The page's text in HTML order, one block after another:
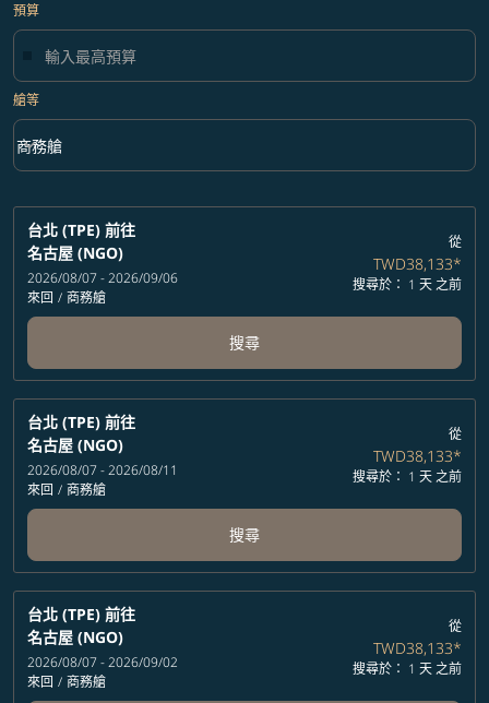
預算
艙等
艙等 option 商務艙 Selected
商務艙
keyboard_arrow_down
台北 (TPE) 前往
名古屋 (NGO)
2026/08/07 - 2026/09/06
來回 / 商務艙
從
TWD38,133*
搜尋於： 1 天 之前
搜尋
台北 (TPE) 前往
名古屋 (NGO)
2026/08/07 - 2026/08/11
來回 / 商務艙
從
TWD38,133*
搜尋於： 1 天 之前
搜尋
台北 (TPE) 前往
名古屋 (NGO)
2026/08/07 - 2026/09/02
來回 / 商務艙
從
TWD38,133*
搜尋於： 1 天 之前